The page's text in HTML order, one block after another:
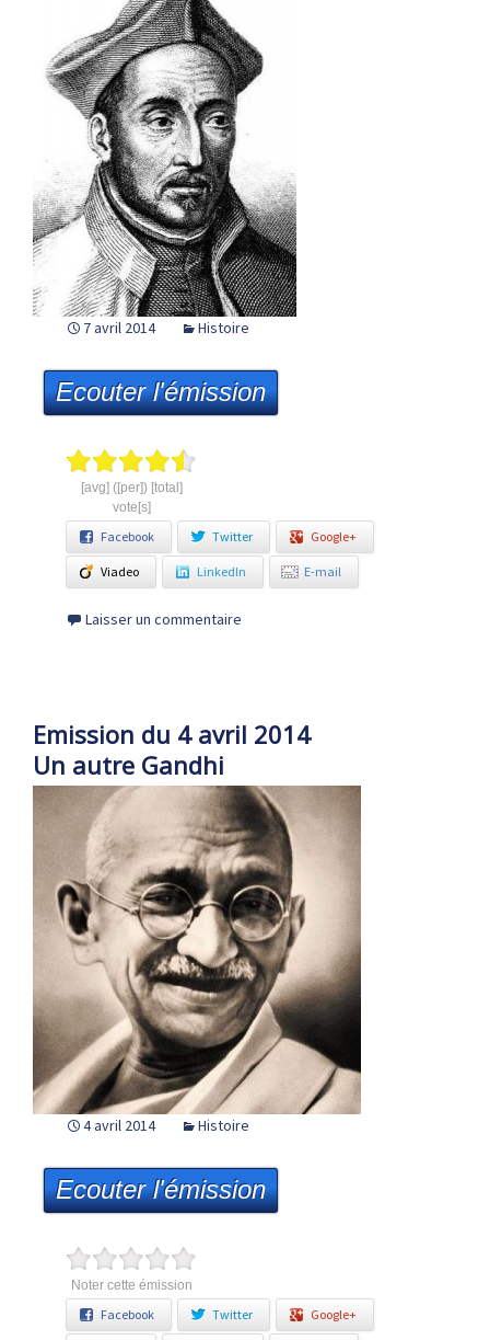
7 avril 2014 Histoire
Ecouter l'émission
[avg] ([per]) [total]
vote[s]
Facebook Twitter Google+
Viadeo LinkedIn E-mail
Laisser un commentaire
Emission du 4 avril 2014
Un autre Gandhi
4 avril 2014 Histoire
Ecouter l'émission
Noter cette émission
Facebook Twitter Google+